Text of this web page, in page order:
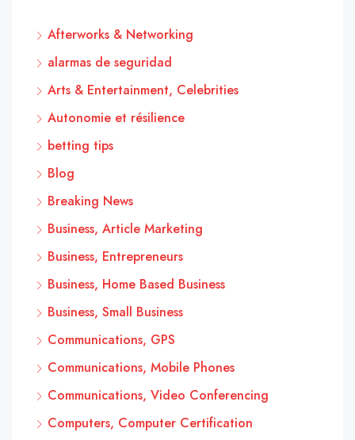
Afterworks & Networking
alarmas de seguridad
Arts & Entertainment, Celebrities
Autonomie et résilience
betting tips
Blog
Breaking News
Business, Article Marketing
Business, Entrepreneurs
Business, Home Based Business
Business, Small Business
Communications, GPS
Communications, Mobile Phones
Communications, Video Conferencing
Computers, Computer Certification